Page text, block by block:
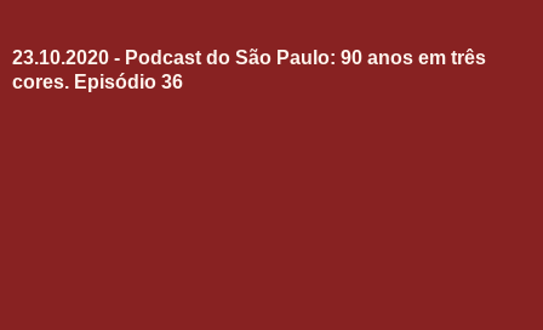
23.10.2020 - Podcast do São Paulo: 90 anos em três
cores. Episódio 36